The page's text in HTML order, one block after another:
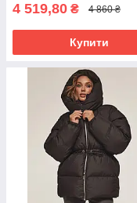
4 519,80 ₴ 4 860 ₴
Купити